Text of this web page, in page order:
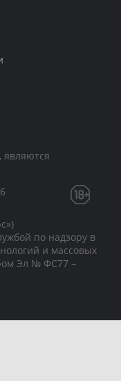
по надзору в
и массовых
Эл № ФС77 –